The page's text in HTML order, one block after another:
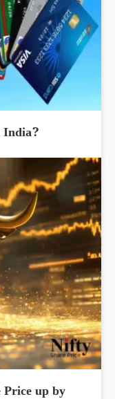
India?
Price up by